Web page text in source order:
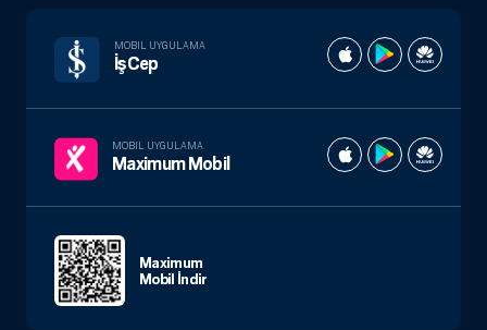
MOBIL UYGULAMA
İşCep
MOBIL UYGULAMA
Maximum Mobil
Maximum
Mobil İndir